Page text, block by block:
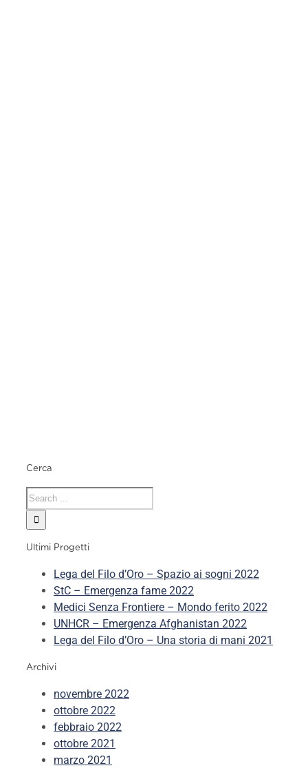
Cerca
Ultimi Progetti
Lega del Filo d’Oro – Spazio ai sogni 2022
StC – Emergenza fame 2022
Medici Senza Frontiere – Mondo ferito 2022
UNHCR – Emergenza Afghanistan 2022
Lega del Filo d’Oro – Una storia di mani 2021
Archivi
novembre 2022
ottobre 2022
febbraio 2022
ottobre 2021
marzo 2021